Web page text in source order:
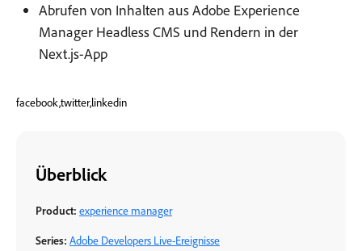
Abrufen von Inhalten aus Adobe Experience
Manager Headless CMS und Rendern in der
Next.js-App
facebook,twitter,linkedin
Überblick
Product: experience manager
Series: Adobe Developers Live-Ereignisse